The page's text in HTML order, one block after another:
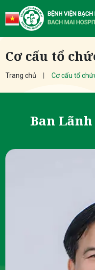
Cơ cấu tổ
Trang chủ Cơ cấu tổ
Ban